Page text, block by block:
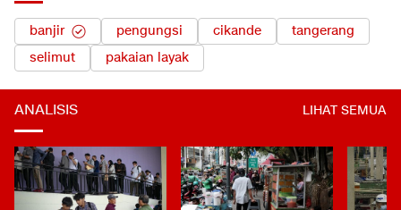
banjir pengungsi cikande
tangerang
selimut
pakaian layak
ANALISIS LIHAT SEMUA